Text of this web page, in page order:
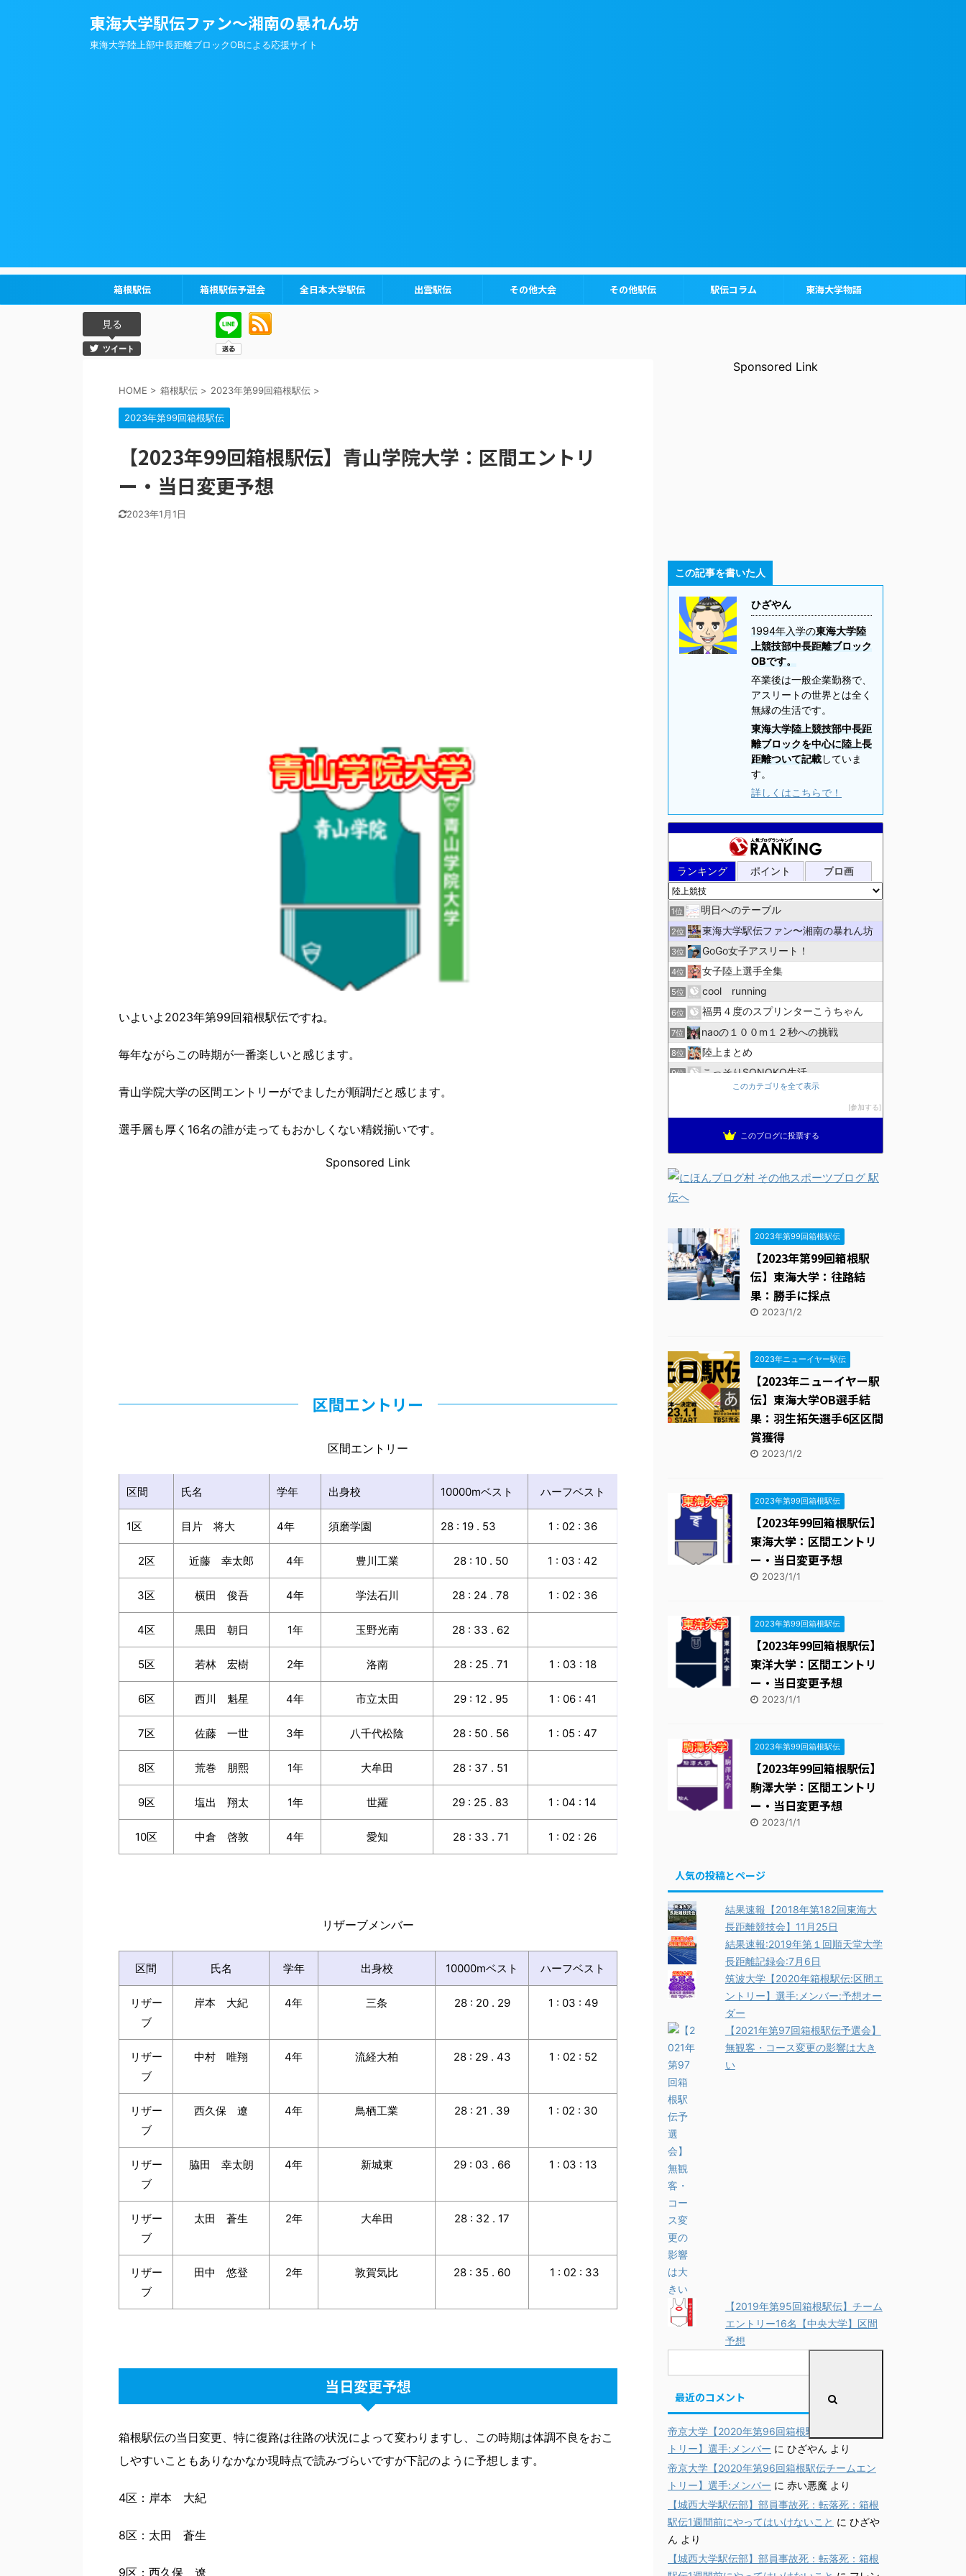
東海大学駅伝ファン～湘南の暴れん坊
東海大学陸上部中長距離ブロックOBによる応援サイト
箱根駅伝 箱根駅伝予選会 全日本大学駅伝 出雲駅伝 その他大会 その他駅伝 駅伝コラム 東海大学物語
見る
ツイート
HOME > 箱根駅伝 > 2023年第99回箱根駅伝 >
2023年第99回箱根駅伝
【2023年99回箱根駅伝】青山学院大学：区間エントリ
ー・当日変更予想
2023年1月1日
いよいよ2023年第99回箱根駅伝ですね。
毎年ながらこの時期が一番楽しいと感じます。
青山学院大学の区間エントリーがでましたが順調だと感じます。
選手層も厚く16名の誰が走ってもおかしくない精鋭揃いです。
Sponsored Link
区間エントリー
区間エントリー
区間 氏名 学年 出身校 10000mベスト ハーフベスト
1区 目片 将大 4年 須磨学園 28 : 19 . 53 1 : 02 : 36
2区 近藤 幸太郎 4年 豊川工業 28 : 10 . 50 1 : 03 : 42
3区 横田 俊吾 4年 学法石川 28 : 24 . 78 1 : 02 : 36
4区 黒田 朝日 1年 玉野光南 28 : 33 . 62
5区 若林 宏樹 2年 洛南 28 : 25 . 71 1 : 03 : 18
6区 西川 魁星 4年 市立太田 29 : 12 . 95 1 : 06 : 41
7区 佐藤 一世 3年 八千代松陰 28 : 50 . 56 1 : 05 : 47
8区 荒巻 朋熙 1年 大牟田 28 : 37 . 51
9区 塩出 翔太 1年 世羅 29 : 25 . 83 1 : 04 : 14
10区 中倉 啓敦 4年 愛知 28 : 33 . 71 1 : 02 : 26
リザーブメンバー
区間 氏名 学年 出身校 10000mベスト ハーフベスト
リザー
ブ
岸本 大紀 4年 三条 28 : 20 . 29 1 : 03 : 49
リザー
ブ
中村 唯翔 4年 流経大柏 28 : 29 . 43 1 : 02 : 52
リザー
ブ
西久保 遼 4年 鳥栖工業 28 : 21 . 39 1 : 02 : 30
リザー
ブ
脇田 幸太朗 4年 新城東 29 : 03 . 66 1 : 03 : 13
リザー
ブ
太田 蒼生 2年 大牟田 28 : 32 . 17
リザー
ブ
田中 悠登 2年 敦賀気比 28 : 35 . 60 1 : 02 : 33
当日変更予想
箱根駅伝の当日変更、特に復路は往路の状況によって変わりますし、この時期は体調不良をおこ
しやすいこともありなかなか現時点で読みづらいですが下記のように予想します。
4区：岸本 大紀
8区：太田 蒼生
9区：西久保 遼
Sponsored Link
この記事を書いた人
ひざやん
1994年入学の東海大学陸
上競技部中長距離ブロック
OBです。
卒業後は一般企業勤務で、
アスリートの世界とは全く
無縁の生活です。
東海大学陸上競技部中長距
離ブロックを中心に陸上長
距離ついて記載していま
す。
詳しくはこちらで！
ランキング ポイント ブロ画
1位 明日へのテーブル
2位 東海大学駅伝ファン〜湘南の暴れん坊
3位 GoGo女子アスリート！
4位 女子陸上選手全集
5位 cool running
6位 福男４度のスプリンターこうちゃん
7位 naoの１００m１２秒への挑戦
8位 陸上まとめ
9位 こっそりSONOKO生活
箱根駅伝速報
陸上競技ログ
13位 週１回走る会ブログ
14位 凡人ランナー、走之助物語！
15位
このカテゴリを全て表示
参加する
このブログに投票する
2023年第99回箱根駅伝
【2023年第99回箱根駅
伝】東海大学：往路結
果：勝手に採点
2023/1/2
2023年ニューイヤー駅伝
【2023年ニューイヤー駅
伝】東海大学OB選手結
果：羽生拓矢選手6区区間
賞獲得
2023/1/2
2023年第99回箱根駅伝
【2023年99回箱根駅伝】
東海大学：区間エントリ
ー・当日変更予想
2023/1/1
2023年第99回箱根駅伝
【2023年99回箱根駅伝】
東洋大学：区間エントリ
ー・当日変更予想
2023/1/1
2023年第99回箱根駅伝
【2023年99回箱根駅伝】
駒澤大学：区間エントリ
ー・当日変更予想
2023/1/1
人気の投稿とページ
結果速報【2018年第182回東海大
長距離競技会】11月25日
結果速報:2019年第１回順天堂大学
長距離記録会:7月6日
筑波大学【2020年箱根駅伝:区間エ
ントリー】選手:メンバー:予想オー
ダー
【2021年第97回箱根駅伝予選会】
無観客・コース変更の影響は大き
い
【2019年第95回箱根駅伝】チーム
エントリー16名【中央大学】区間
予想
最近のコメント
帝京大学【2020年第96回箱根駅伝チームエン
トリー】選手:メンバー に ひざやん より
帝京大学【2020年第96回箱根駅伝チームエン
トリー】選手:メンバー に 赤い悪魔 より
【城西大学駅伝部】部員事故死：転落死：箱根
駅伝1週間前にやってはいけないこと に ひざや
ん より
【城西大学駅伝部】部員事故死：転落死：箱根